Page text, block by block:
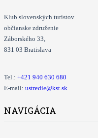
Klub slovenských turistov
občianske združenie
Záborského 33,
831 03 Bratislava
Tel.: +421 940 630 680
E-mail: ustredie@kst.sk
NAVIGÁCIA